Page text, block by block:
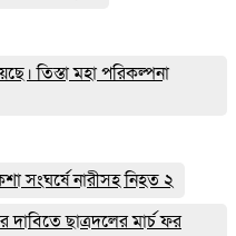
তিস্তা মহা পরিকল্পনা
সংঘর্ষে নারীসহ নিহত ২
দাবিতে ছাত্রদলের মার্চ ফর